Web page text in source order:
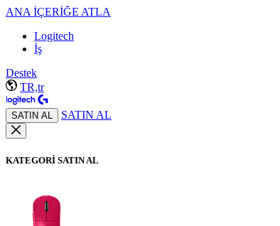
ANA İÇERİĞE ATLA
Logitech
İş
Destek
TR,tr
SATIN AL SATIN AL
KATEGORİ SATIN AL